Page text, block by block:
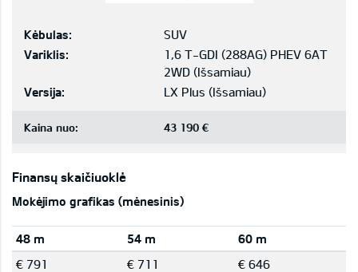
Kėbulas:
SUV
Variklis:
1,6 T-GDI (288AG) PHEV 6AT
2WD (Išsamiau)
Versija:
LX Plus (Išsamiau)
Kaina nuo: 43 190 €
Finansų skaičiuoklė
Mokėjimo grafikas (mėnesinis)
48 m 54 m
60 m
€ 791
€ 711 € 646